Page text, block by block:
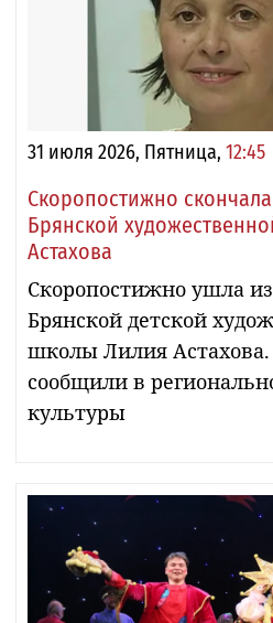
31 июля 2026, Пятница, 12:45
Скоропостижно
Брянской
Астахова
Скоропостижно ушла
Брянской детской
школы Лилия
сообщили в
культуры